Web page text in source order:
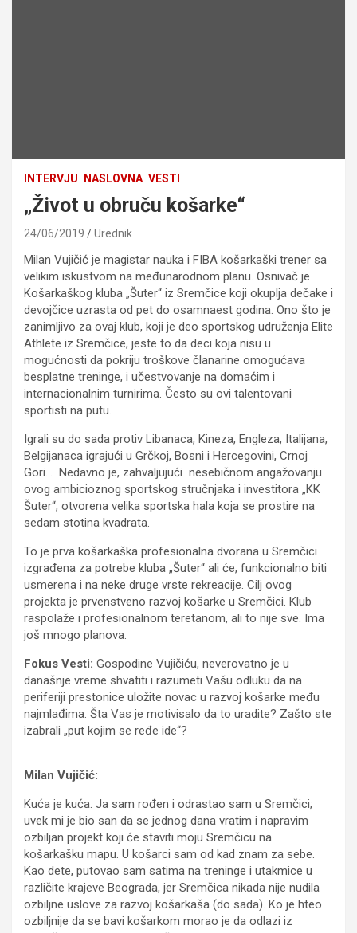
INTERVJU NASLOVNA VESTI
„Život u obruču košarke“
24/06/2019 Urednik
Milan Vujičić je magistar nauka i FIBA košarkaški trener sa
velikim iskustvom na međunarodnom planu. Osnivač je
Košarkaškog kluba „Šuter“ iz Sremčice koji okuplja dečake i
devojčice uzrasta od pet do osamnaest godina. Ono što je
zanimljivo za ovaj klub, koji je deo sportskog udruženja Elite
Athlete iz Sremčice, jeste to da deci koja nisu u
mogućnosti da pokriju troškove članarine omogućava
besplatne treninge, i učestvovanje na domaćim i
internacionalnim turnirima. Često su ovi talentovani
sportisti na putu.
Igrali su do sada protiv Libanaca, Kineza, Engleza, Italijana,
Belgijanaca igrajući u Grčkoj, Bosni i Hercegovini, Crnoj
Gori… Nedavno je, zahvaljujući nesebičnom angažovanju
ovog ambicioznog sportskog stručnjaka i investitora „KK
Šuter“, otvorena velika sportska hala koja se prostire na
sedam stotina kvadrata.
To je prva košarkaška profesionalna dvorana u Sremčici
izgrađena za potrebe kluba „Šuter“ ali će, funkcionalno biti
usmerena i na neke druge vrste rekreacije. Cilj ovog
projekta je prvenstveno razvoj košarke u Sremčici. Klub
raspolaže i profesionalnom teretanom, ali to nije sve. Ima
još mnogo planova.
Fokus Vesti: Gospodine Vujičiću, neverovatno je u
današnje vreme shvatiti i razumeti Vašu odluku da na
periferiji prestonice uložite novac u razvoj košarke među
najmlađima. Šta Vas je motivisalo da to uradite? Zašto ste
izabrali „put kojim se ređe ide“?
Milan Vujičić:
Kuća je kuća. Ja sam rođen i odrastao sam u Sremčici;
uvek mi je bio san da se jednog dana vratim i napravim
ozbiljan projekt koji će staviti moju Sremčicu na
košarkašku mapu. U košarci sam od kad znam za sebe.
Kao dete, putovao sam satima na treninge i utakmice u
različite krajeve Beograda, jer Sremčica nikada nije nudila
ozbiljne uslove za razvoj košarkaša (do sada). Ko je hteo
ozbiljnije da se bavi košarkom morao je da odlazi iz